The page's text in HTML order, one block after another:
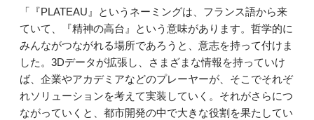
「『PLATEAU』というネーミングは、フランス語から来
ていて、『精神の高台』という意味があります。哲学的に
みんながつながれる場所であろうと、意志を持って付けま
した。3Dデータが拡張し、さまざまな情報を持っていけ
ば、企業やアカデミアなどのプレーヤーが、そこでそれぞ
れソリューションを考えて実装していく。それがさらにつ
ながっていくと、都市開発の中で大きな役割を果たしてい